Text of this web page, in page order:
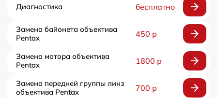
Диагностика бесплатно
Замена байонета объектива
Pentax
450 р
Замена мотора объектива
Pentax
1800 р
Замена передней группы линз
объектива Pentax
700 р